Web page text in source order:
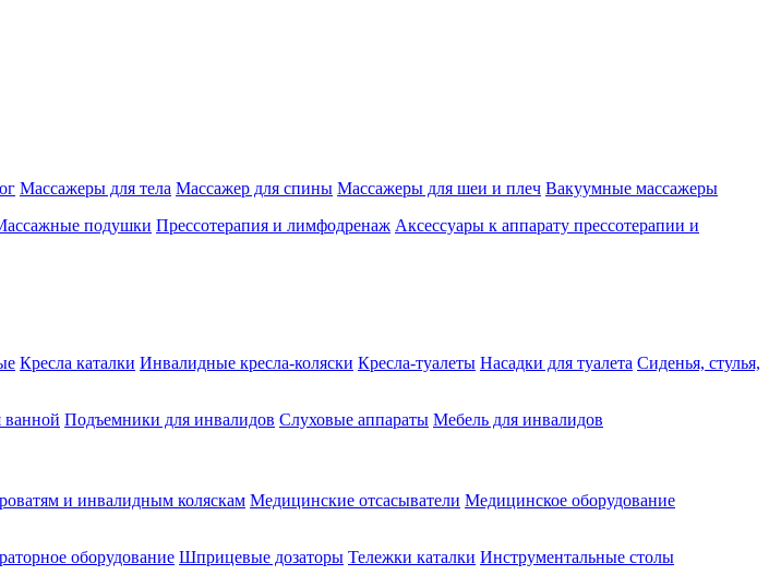
Массажеры для тела Массажер для спины Массажеры для шеи и плеч Вакуумные массажеры
подушки Прессотерапия и лимфодренаж Аксессуары к аппарату прессотерапии и
Кресла каталки Инвалидные кресла-коляски Кресла-туалеты Насадки для туалета Сиденья, стулья,
ванной Подъемники для инвалидов Слуховые аппараты Мебель для инвалидов
и инвалидным коляскам Медицинские отсасыватели Медицинское оборудование
оборудование Шприцевые дозаторы Тележки каталки Инструментальные столы